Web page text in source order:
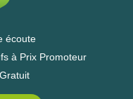
écoute
à Prix Promoteur